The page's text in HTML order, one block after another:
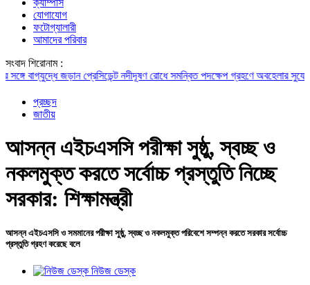
ক্যাম্পাস
যোগাযোগ
ফটোগ্যালারী
আমাদের পরিবার
সংবাদ শিরোনাম :
জড়ান প্রেসিডেন্টনদীদূষণ রোধে সমন্বিত পদক্ষেপ গ্রহণে অবহেলার সুযোগ নেই:
প্রচ্ছদ
জাতীয়
আসন্ন এইচএসসি পরীক্ষা সুষ্ঠু, স্বচ্ছ ও
নকলমুক্ত করতে সর্বোচ্চ প্রস্তুতি নিচ্ছে
সরকার: শিক্ষামন্ত্রী
আসন্ন এইচএসসি ও সমমানের পরীক্ষা সুষ্ঠু, স্বচ্ছ ও নকলমুক্ত পরিবেশে সম্পন্ন করতে সরকার সর্বোচ্চ
প্রস্তুতি গ্রহণ করেছে বলে
নিউজ ডেস্ক